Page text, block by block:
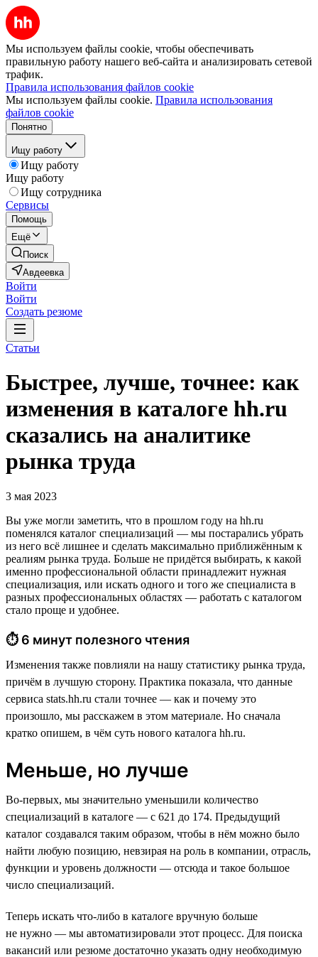
Мы используем файлы cookie, чтобы обеспечивать
правильную работу нашего веб-сайта и анализировать сетевой
трафик.
Правила использования файлов cookie
Мы используем файлы cookie. Правила использования
файлов cookie
Понятно
Ищу работу
Ищу работу
Ищу работу
Ищу сотрудника
Сервисы
Помощь
Ещё
Поиск
Авдеевка
Войти
Войти
Создать резюме
Статьи
Быстрее, лучше, точнее: как
изменения в каталоге hh.ru
сказались на аналитике
рынка труда
3 мая 2023
Вы уже могли заметить, что в прошлом году на hh.ru
поменялся каталог специализаций — мы постарались убрать
из него всё лишнее и сделать максимально приближённым к
реалиям рынка труда. Больше не придётся выбирать, к какой
именно профессиональной области принадлежит нужная
специализация, или искать одного и того же специалиста в
разных профессиональных областях — работать с каталогом
стало проще и удобнее.
⏱ 6 минут полезного чтения
Изменения также повлияли на нашу статистику рынка труда,
причём в лучшую сторону. Практика показала, что данные
сервиса stats.hh.ru стали точнее — как и почему это
произошло, мы расскажем в этом материале. Но сначала
кратко опишем, в чём суть нового каталога hh.ru.
Меньше, но лучше
Во-первых, мы значительно уменьшили количество
специализаций в каталоге — с 621 до 174. Предыдущий
каталог создавался таким образом, чтобы в нём можно было
найти любую позицию, невзирая на роль в компании, отрасль,
функции и уровень должности — отсюда и такое большое
число специализаций.
Теперь искать что-либо в каталоге вручную больше
не нужно — мы автоматизировали этот процесс. Для поиска
вакансий или резюме достаточно указать одну необходимую